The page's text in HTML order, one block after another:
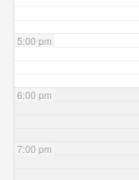
5:00 pm
6:00 pm
7:00 pm